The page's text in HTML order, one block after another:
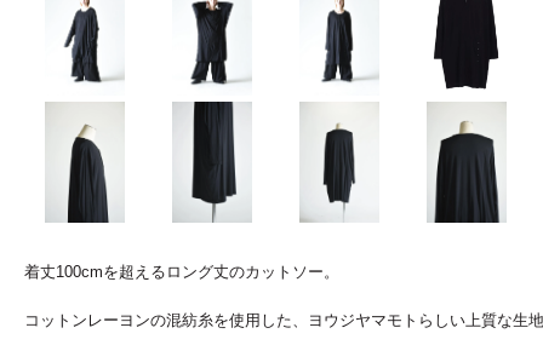
着丈100cmを超えるロング丈のカットソー。
コットンレーヨンの混紡糸を使用した、ヨウジヤマモトらしい上質な生